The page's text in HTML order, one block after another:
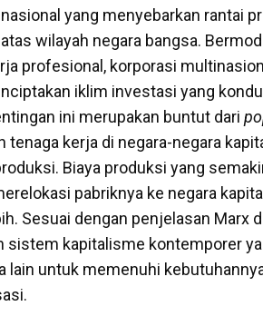
yang menyebarkan rantai
wilayah negara bangsa.
profesional, korporasi
iklim investasi yang
ini merupakan buntut dari
tenaga kerja di negara-negara
Biaya produksi yang
pabriknya ke negara
Sesuai dengan penjelasan Marx
sistem kapitalisme kontemporer
lain untuk memenuhi